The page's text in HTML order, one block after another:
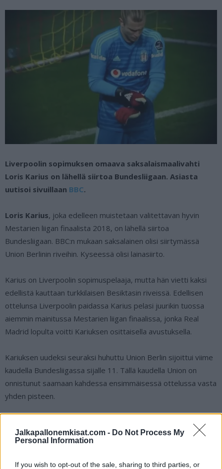
Jalkapallonemkisat.com - Do Not Process My
Personal Information
If you wish to opt-out of the sale, sharing to third parties, or
Liverpoolin sopimuksen omaava saksalaismaalivahti
Loris Karius on lähellä siirtoa Bundesliigaan. Asiasta
uutisoi sivuillaan BBC.
Loris Karius, joka edelleen muistetaan valitettavan hyvin
Mestarien liigan finaalista 2018, on lähellä siirtoa
Bundesliigaan. BBC:n mukaan saksalainen olisi siirtymässä
Union Berlinin riveihin. Kyseessä olisi lainasiirto.
Karius on Liverpoolin sopimuspelaaja, mutta hän vietti kaksi
edellistä kauttaan turkkilaisen Besiktasin riveissä. Edellisen
ottelunsa Liverpoolin paidassa Karius pelasi juurikin tuossa
aiemmin mainitussa Mestarien liigan finaalissa, jonka Real
Madrid lopulta voitti Kariuksen osittaisella avustuksella.
Kariuksen uudeksi seuraksi huhuttu Union Berlin sijoittui viime
kaudella Bundesliigassa sijalle 11. Tällä kaudella Union on
onnistunut saamaan kahdessa ensimmäisessä ottelussa vasta
yhden pisteen.
La Ligan hallitseva mestari aloittanut kautensa
yskähdellen